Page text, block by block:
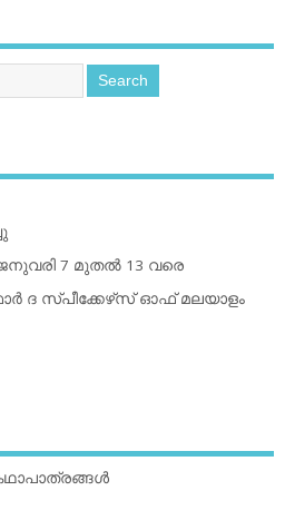
7 മുതല്‍ 13 വരെ
ദ സ്പീക്കേഴ്‌സ് ഓഫ് മലയാളം